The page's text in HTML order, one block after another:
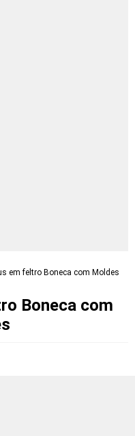
em feltro Boneca com Moldes
Boneca com